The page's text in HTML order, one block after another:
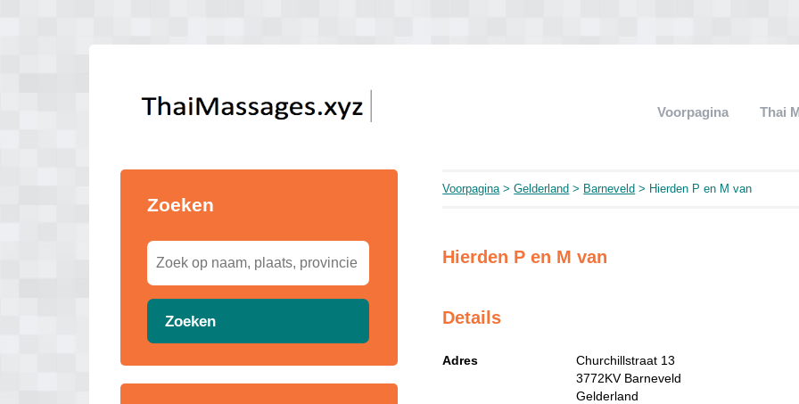
Voorpagina Thai
Zoeken
Zoeken
Voorpagina>Gelderland > Barneveld > Hierden P en M van
Hierden P en M van
Details
Adres
Churchillstraat 13
3772KV Barneveld
Gelderland